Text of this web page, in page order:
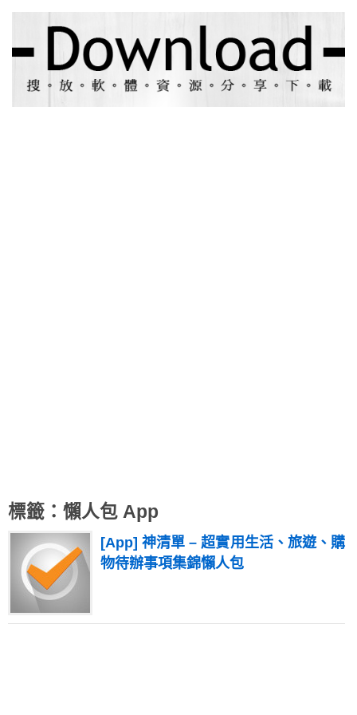
標籤：懶人包 App
[App] 神清單 – 超實用生活、旅遊、購
物待辦事項集錦懶人包